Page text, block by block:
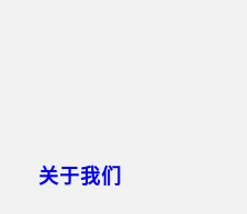
关于我们